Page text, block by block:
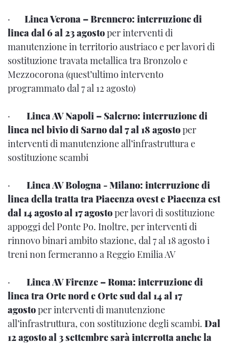
· Linea Verona – Brennero: interruzione di
linea dal 6 al 23 agostoper interventi di
manutenzione in territorio austriaco e per lavori di
sostituzione travata metallica tra Bronzolo e
Mezzocorona (quest’ultimo intervento
programmato dal 7 al 12 agosto)
· Linea AV Napoli – Salerno: interruzione di
linea nel bivio di Sarno dal 7 al 18 agostoper
interventi di manutenzione all’infrastruttura e
sostituzione scambi
· Linea AV Bologna - Milano: interruzione di
linea della tratta tra Piacenza ovest e Piacenza est
dal 14 agosto al 17 agostoper lavori di sostituzione
appoggi del Ponte Po. Inoltre, per interventi di
rinnovo binari ambito stazione, dal 7 al 18 agosto i
treni non fermeranno a Reggio Emilia AV
· Linea AV Firenze – Roma: interruzione di
linea tra Orte nord e Orte sud dal 14 al 17
agostoper interventi di manutenzione
all’infrastruttura, con sostituzione degli scambi. Dal
12 agosto al 3 settembre sarà interrotta anche la